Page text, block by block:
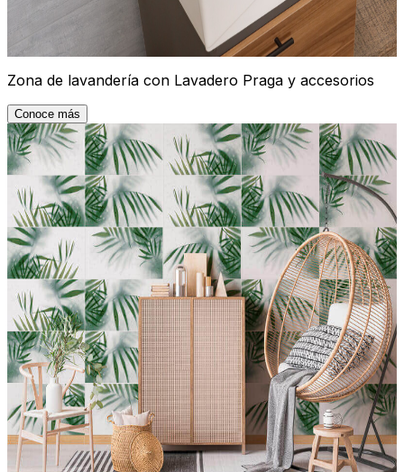
Zona de lavandería con Lavadero Praga y accesorios
Conoce más